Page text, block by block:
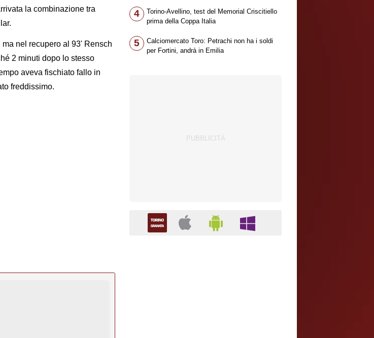
la combinazione tra
nel recupero al 93' Rensch
2 minuti dopo lo stesso
aveva fischiato fallo in
freddissimo.
4
Torino-Avellino, test del Memorial Criscitiello
prima della Coppa Italia
5
Calciomercato Toro: Petrachi non ha i soldi
per Fortini, andrà in Emilia